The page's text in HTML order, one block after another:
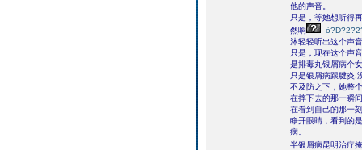
他的声音。
只是，等她想听得
然响
沐轻轻听出这个声
只是，现在这个声
是排毒丸银屑病个
只是银屑病跟腱炎,
不及防之下，她整
在摔下去的那一瞬
在看到自己的那一
睁开眼睛，看到的
病。
半银屑病昆明治疗